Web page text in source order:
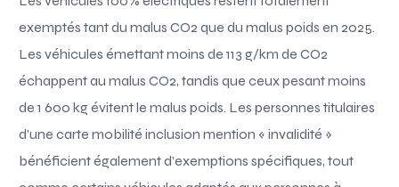
exemptés tant du malus CO2 que du malus poids en 2025.
Les véhicules émettant moins de 113 g/km de CO2
échappent au malus CO2, tandis que ceux pesant moins
de 1 600 kg évitent le malus poids. Les personnes titulaires
d’une carte mobilité inclusion mention « invalidité »
bénéficient également d’exemptions spécifiques, tout